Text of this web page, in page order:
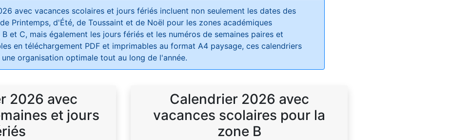
avec vacances scolaires et jours fériésincluent non seulement les dates des
Printemps, d'Été, de Toussaint et de Noël pour les zones académiques
et C, mais également les jours fériés et les numéros de semaines paires et
en téléchargement PDF et imprimables au format A4 paysage, ces calendriers
organisation optimale tout au long de l'année.
2026 avec
et jours
Calendrier 2026 avec
vacances scolaires pour la
zone B